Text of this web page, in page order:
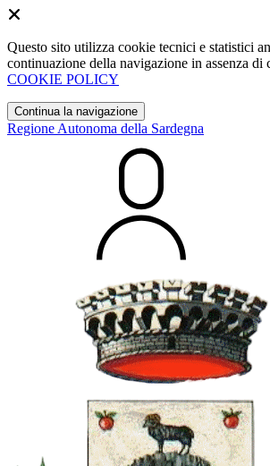
Questo sito utilizza cookie tecnici e statistici
continuazione della navigazione in assenza
COOKIE POLICY
Continua la navigazione
Regione Autonoma della Sardegna